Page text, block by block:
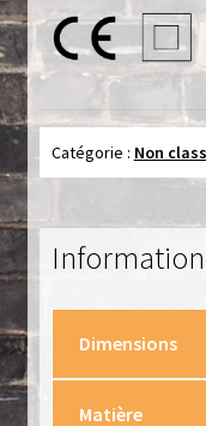
Catégorie : Non
Dimensions
Matière